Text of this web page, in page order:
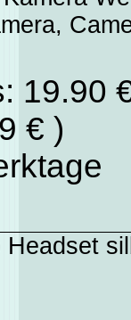
19.90
€ )
Headset